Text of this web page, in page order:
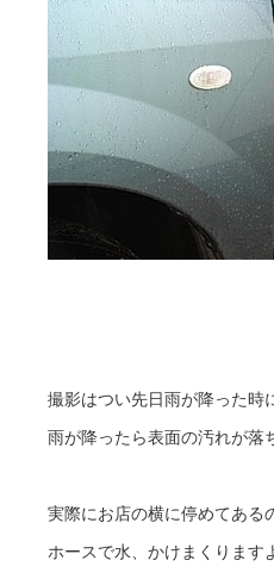
撮影はつい先日雨が降った時
雨が降ったら表面の汚れが落
実際にお店の横に停めてある
ホースで水、かけまくります